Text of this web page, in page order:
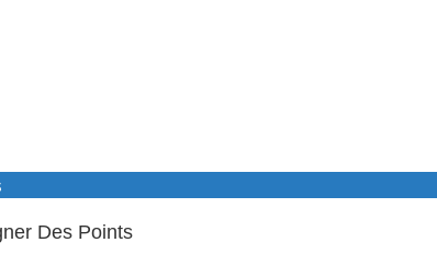
Des Points